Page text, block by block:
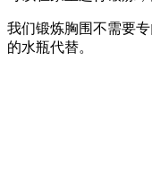
我们锻炼胸围不需要
的水瓶代替。